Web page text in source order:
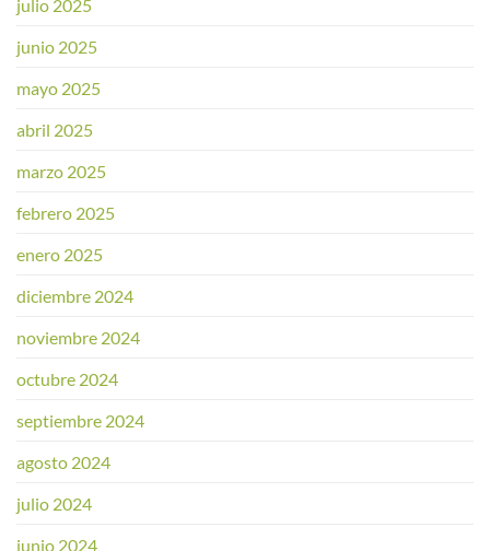
julio 2025
junio 2025
mayo 2025
abril 2025
marzo 2025
febrero 2025
enero 2025
diciembre 2024
noviembre 2024
octubre 2024
septiembre 2024
agosto 2024
julio 2024
junio 2024